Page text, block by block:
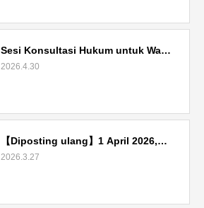
Sesi Konsultasi Hukum untuk Wa…
2026.4.30
【Diposting ulang】1 April 2026,…
2026.3.27